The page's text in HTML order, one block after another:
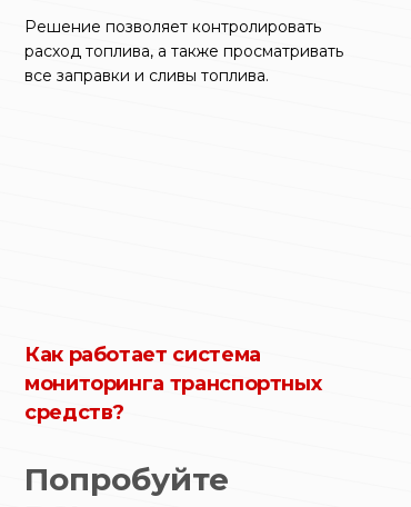
Решение позволяет контролировать
расход топлива, а также просматривать
все заправки и сливы топлива.
Как работает система
мониторинга транспортных
средств?
Попробуйте